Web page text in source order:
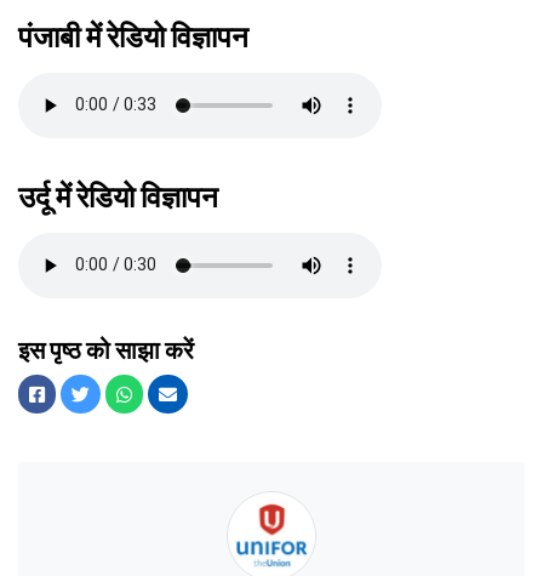
पंजाबी में रेडियो विज्ञापन
उर्दू में रेडियो विज्ञापन
इस पृष्ठ को साझा करें
Facebook
चहचहानाWhatsApp
ईमेल